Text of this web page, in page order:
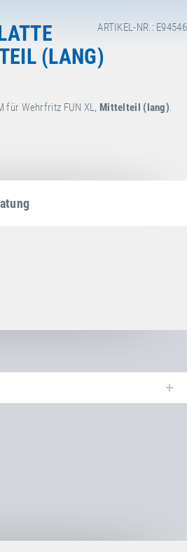
ARTIKEL-NR.: E94546
(LANG)
für Wehrfritz FUN XL, Mittelteil (lang).
.